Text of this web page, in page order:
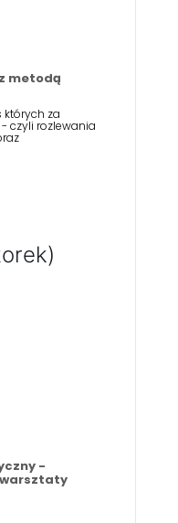
metodą
których za
czyli rozlewania
-